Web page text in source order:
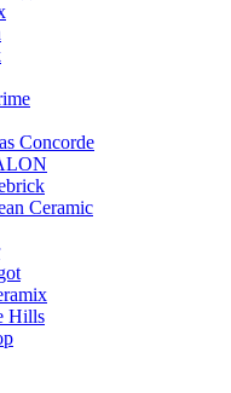
Concorde
Ceramic
Hills